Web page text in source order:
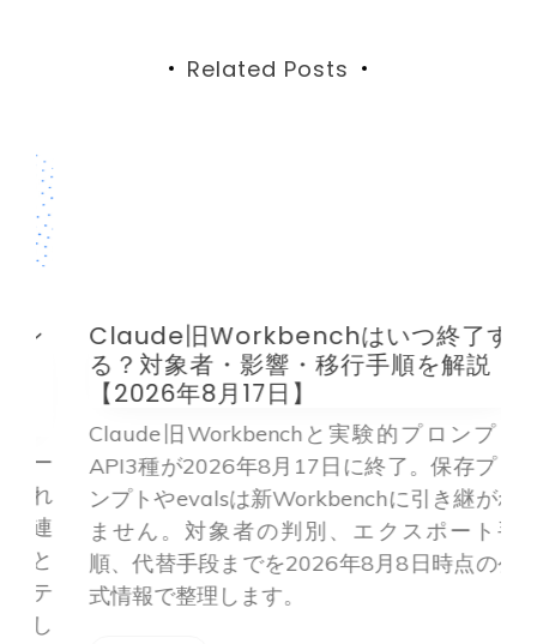
Related Posts
Claude旧Workbenchはいつ終了す
る？対象者・影響・移行手順を解説
【2026年8月17日】
Claude旧Workbenchと実験的プロンプト
API3種が2026年8月17日に終了。保存プロ
ンプトやevalsは新Workbenchに引き継がれ
ません。対象者の判別、エクスポート手
順、代替手段までを2026年8月8日時点の公
式情報で整理します。